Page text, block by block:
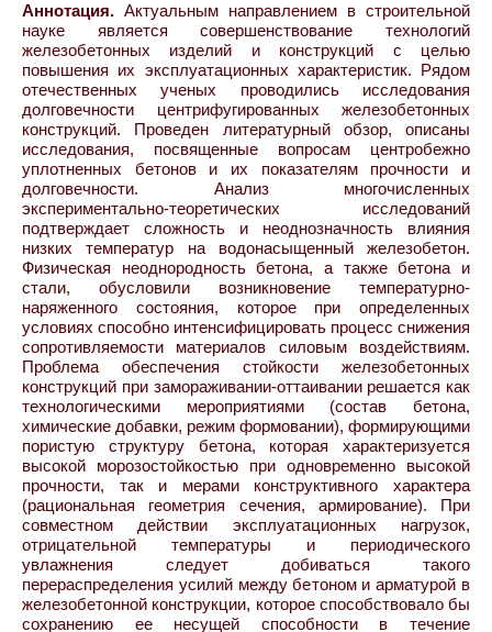
Аннотация. Актуальным направлением в строительной
науке является совершенствование технологий
железобетонных изделий и конструкций с целью
повышения их эксплуатационных характеристик. Рядом
отечественных ученых проводились исследования
долговечности центрифугированных железобетонных
конструкций. Проведен литературный обзор, описаны
исследования, посвященные вопросам центробежно
уплотненных бетонов и их показателям прочности и
долговечности. Анализ многочисленных
экспериментально-теоретических исследований
подтверждает сложность и неоднозначность влияния
низких температур на водонасыщенный железобетон.
Физическая неоднородность бетона, а также бетона и
стали, обусловили возникновение температурно-
наряженного состояния, которое при определенных
условиях способно интенсифицировать процесс снижения
сопротивляемости материалов силовым воздействиям.
Проблема обеспечения стойкости железобетонных
конструкций при замораживании-оттаивании решается как
технологическими мероприятиями (состав бетона,
химические добавки, режим формовании), формирующими
пористую структуру бетона, которая характеризуется
высокой морозостойкостью при одновременно высокой
прочности, так и мерами конструктивного характера
(рациональная геометрия сечения, армирование). При
совместном действии эксплуатационных нагрузок,
отрицательной температуры и периодического
увлажнения следует добиваться такого
перераспределения усилий между бетоном и арматурой в
железобетонной конструкции, которое способствовало бы
сохранению ее несущей способности в течение